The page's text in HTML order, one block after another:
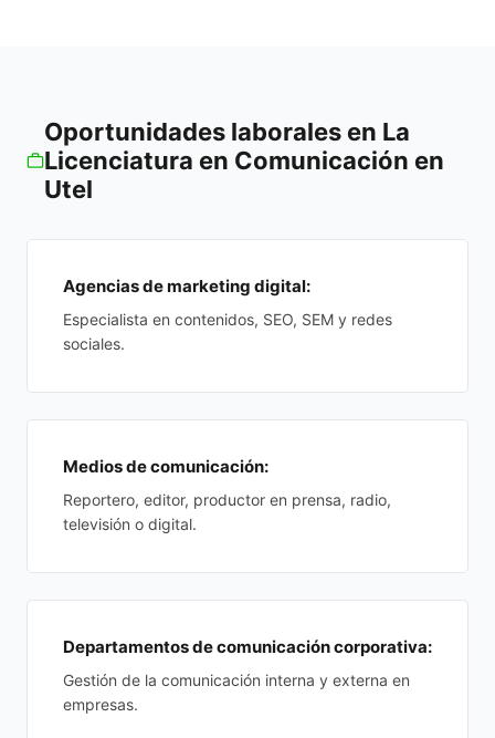
Oportunidades laborales en La
Licenciatura en Comunicación en
Utel
Agencias de marketing digital:
Especialista en contenidos, SEO, SEM y redes
sociales.
Medios de comunicación:
Reportero, editor, productor en prensa, radio,
televisión o digital.
Departamentos de comunicación corporativa:
Gestión de la comunicación interna y externa en
empresas.